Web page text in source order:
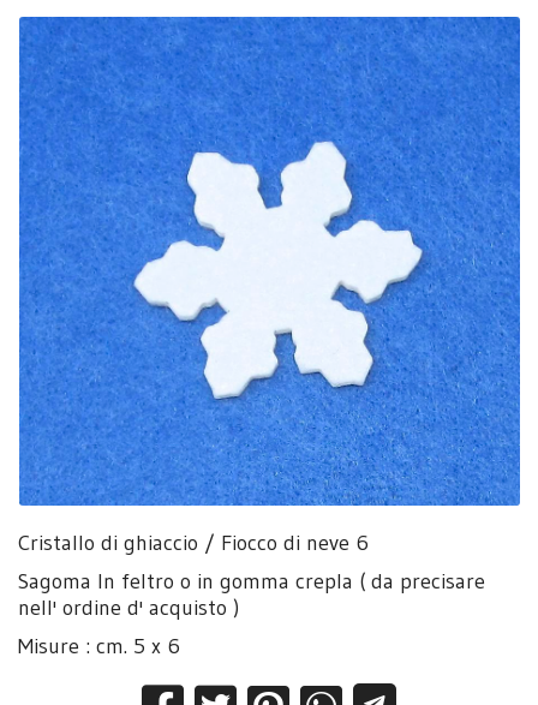
Cristallo di ghiaccio / Fiocco di neve 6
Sagoma In feltro o in gomma crepla ( da precisare
nell' ordine d' acquisto )
Misure : cm. 5 x 6